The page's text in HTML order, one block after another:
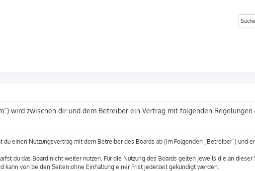
wird zwischen dir und dem Betreiber ein Vertrag mit folgenden Regelungen
du einen Nutzungsvertrag mit dem Betreiber des Boards ab (im Folgenden „Betreiber“) und
du das Board nicht weiter nutzen. Für die Nutzung des Boards gelten jeweils die an
kann von beiden Seiten ohne Einhaltung einer Frist jederzeit gekündigt werden.